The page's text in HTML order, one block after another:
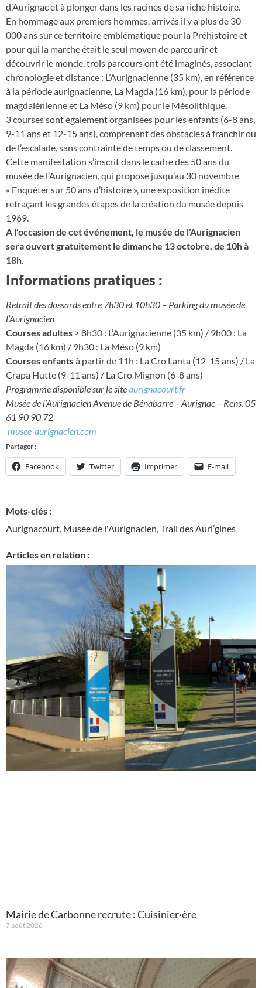
d’Aurignac et à plonger dans les racines de sa riche histoire.
En hommage aux premiers hommes, arrivés il y a plus de 30
000 ans sur ce territoire emblématique pour la Préhistoire et
pour qui la marche était le seul moyen de parcourir et
découvrir le monde, trois parcours ont été imaginés, associant
chronologie et distance : L’Aurignacienne (35 km), en référence
à la période aurignacienne, La Magda (16 km), pour la période
magdalénienne et La Méso (9 km) pour le Mésolithique.
3 courses sont également organisées pour les enfants (6-8 ans,
9-11 ans et 12-15 ans), comprenant des obstacles à franchir ou
de l’escalade, sans contrainte de temps ou de classement.
Cette manifestation s’inscrit dans le cadre des 50 ans du
musée de l’Aurignacien, qui propose jusqu’au 30 novembre
« Enquêter sur 50 ans d’histoire », une exposition inédite
retraçant les grandes étapes de la création du musée depuis
1969.
A l’occasion de cet événement, le musée de l’Aurignacien
sera ouvert gratuitement le dimanche 13 octobre, de 10h à
18h.
Informations pratiques :
Retrait des dossards entre 7h30 et 10h30 – Parking du musée de
l’Aurignacien
Courses adultes > 8h30 : L’Aurignacienne (35 km) / 9h00 : La
Magda (16 km) / 9h30 : La Méso (9 km)
Courses enfantsà partir de 11h : La Cro Lanta (12-15 ans) / La
Crapa Hutte (9-11 ans) / La Cro Mignon (6-8 ans)
Programme disponible sur le siteaurignacourt.fr
Musée de l’Aurignacien Avenue de Bénabarre – Aurignac – Rens. 05
61 90 90 72
musee-aurignacien.com
Partager :
Facebook Twitter Imprimer E-mail
Mots-clés :
Aurignacourt Musée de l'Aurignacien Trail des Auri’gines
Articles en relation :
Mairie de Carbonne recrute : Cuisinier·ère
7 août 2026